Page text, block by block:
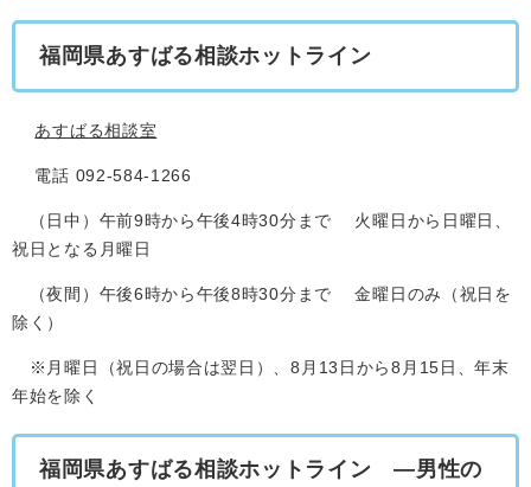
福岡県あすばる相談ホットライン
あすばる相談室
電話 092-584-1266
（日中）午前9時から午後4時30分まで 火曜日から日曜日、
祝日となる月曜日
（夜間）午後6時から午後8時30分まで 金曜日のみ（祝日を
除く）
※月曜日（祝日の場合は翌日）、8月13日から8月15日、年末
年始を除く
福岡県あすばる相談ホットライン ―男性の